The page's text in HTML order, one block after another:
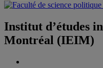
Institut d’études
Montréal (IEIM)